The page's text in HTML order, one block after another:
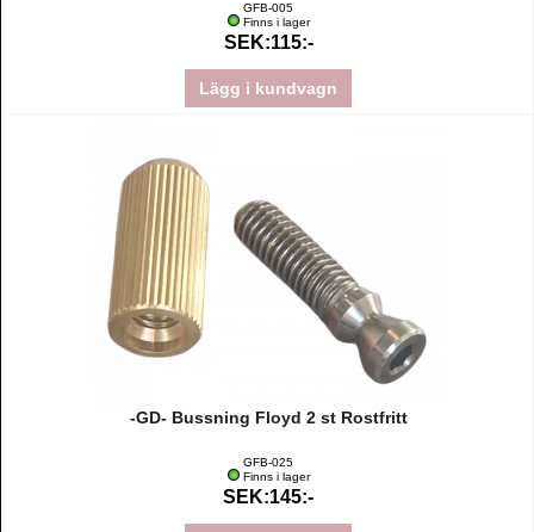
GFB-005
Finns i lager
SEK:115:-
Lägg i kundvagn
-GD- Bussning Floyd 2 st Rostfritt
GFB-025
Finns i lager
SEK:145:-